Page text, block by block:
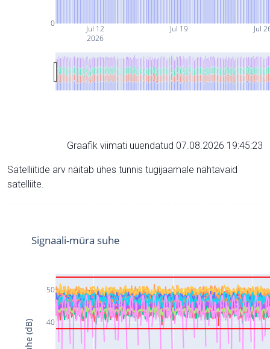
Jul 12
2026
Jul 19 Jul
0
Graafik viimati uuendatud 07.08.2026 19:45:23
Satelliitide arv näitab ühes tunnis tugijaamale nähtavaid
satelliite.
40
50
Signaali-müra suhe